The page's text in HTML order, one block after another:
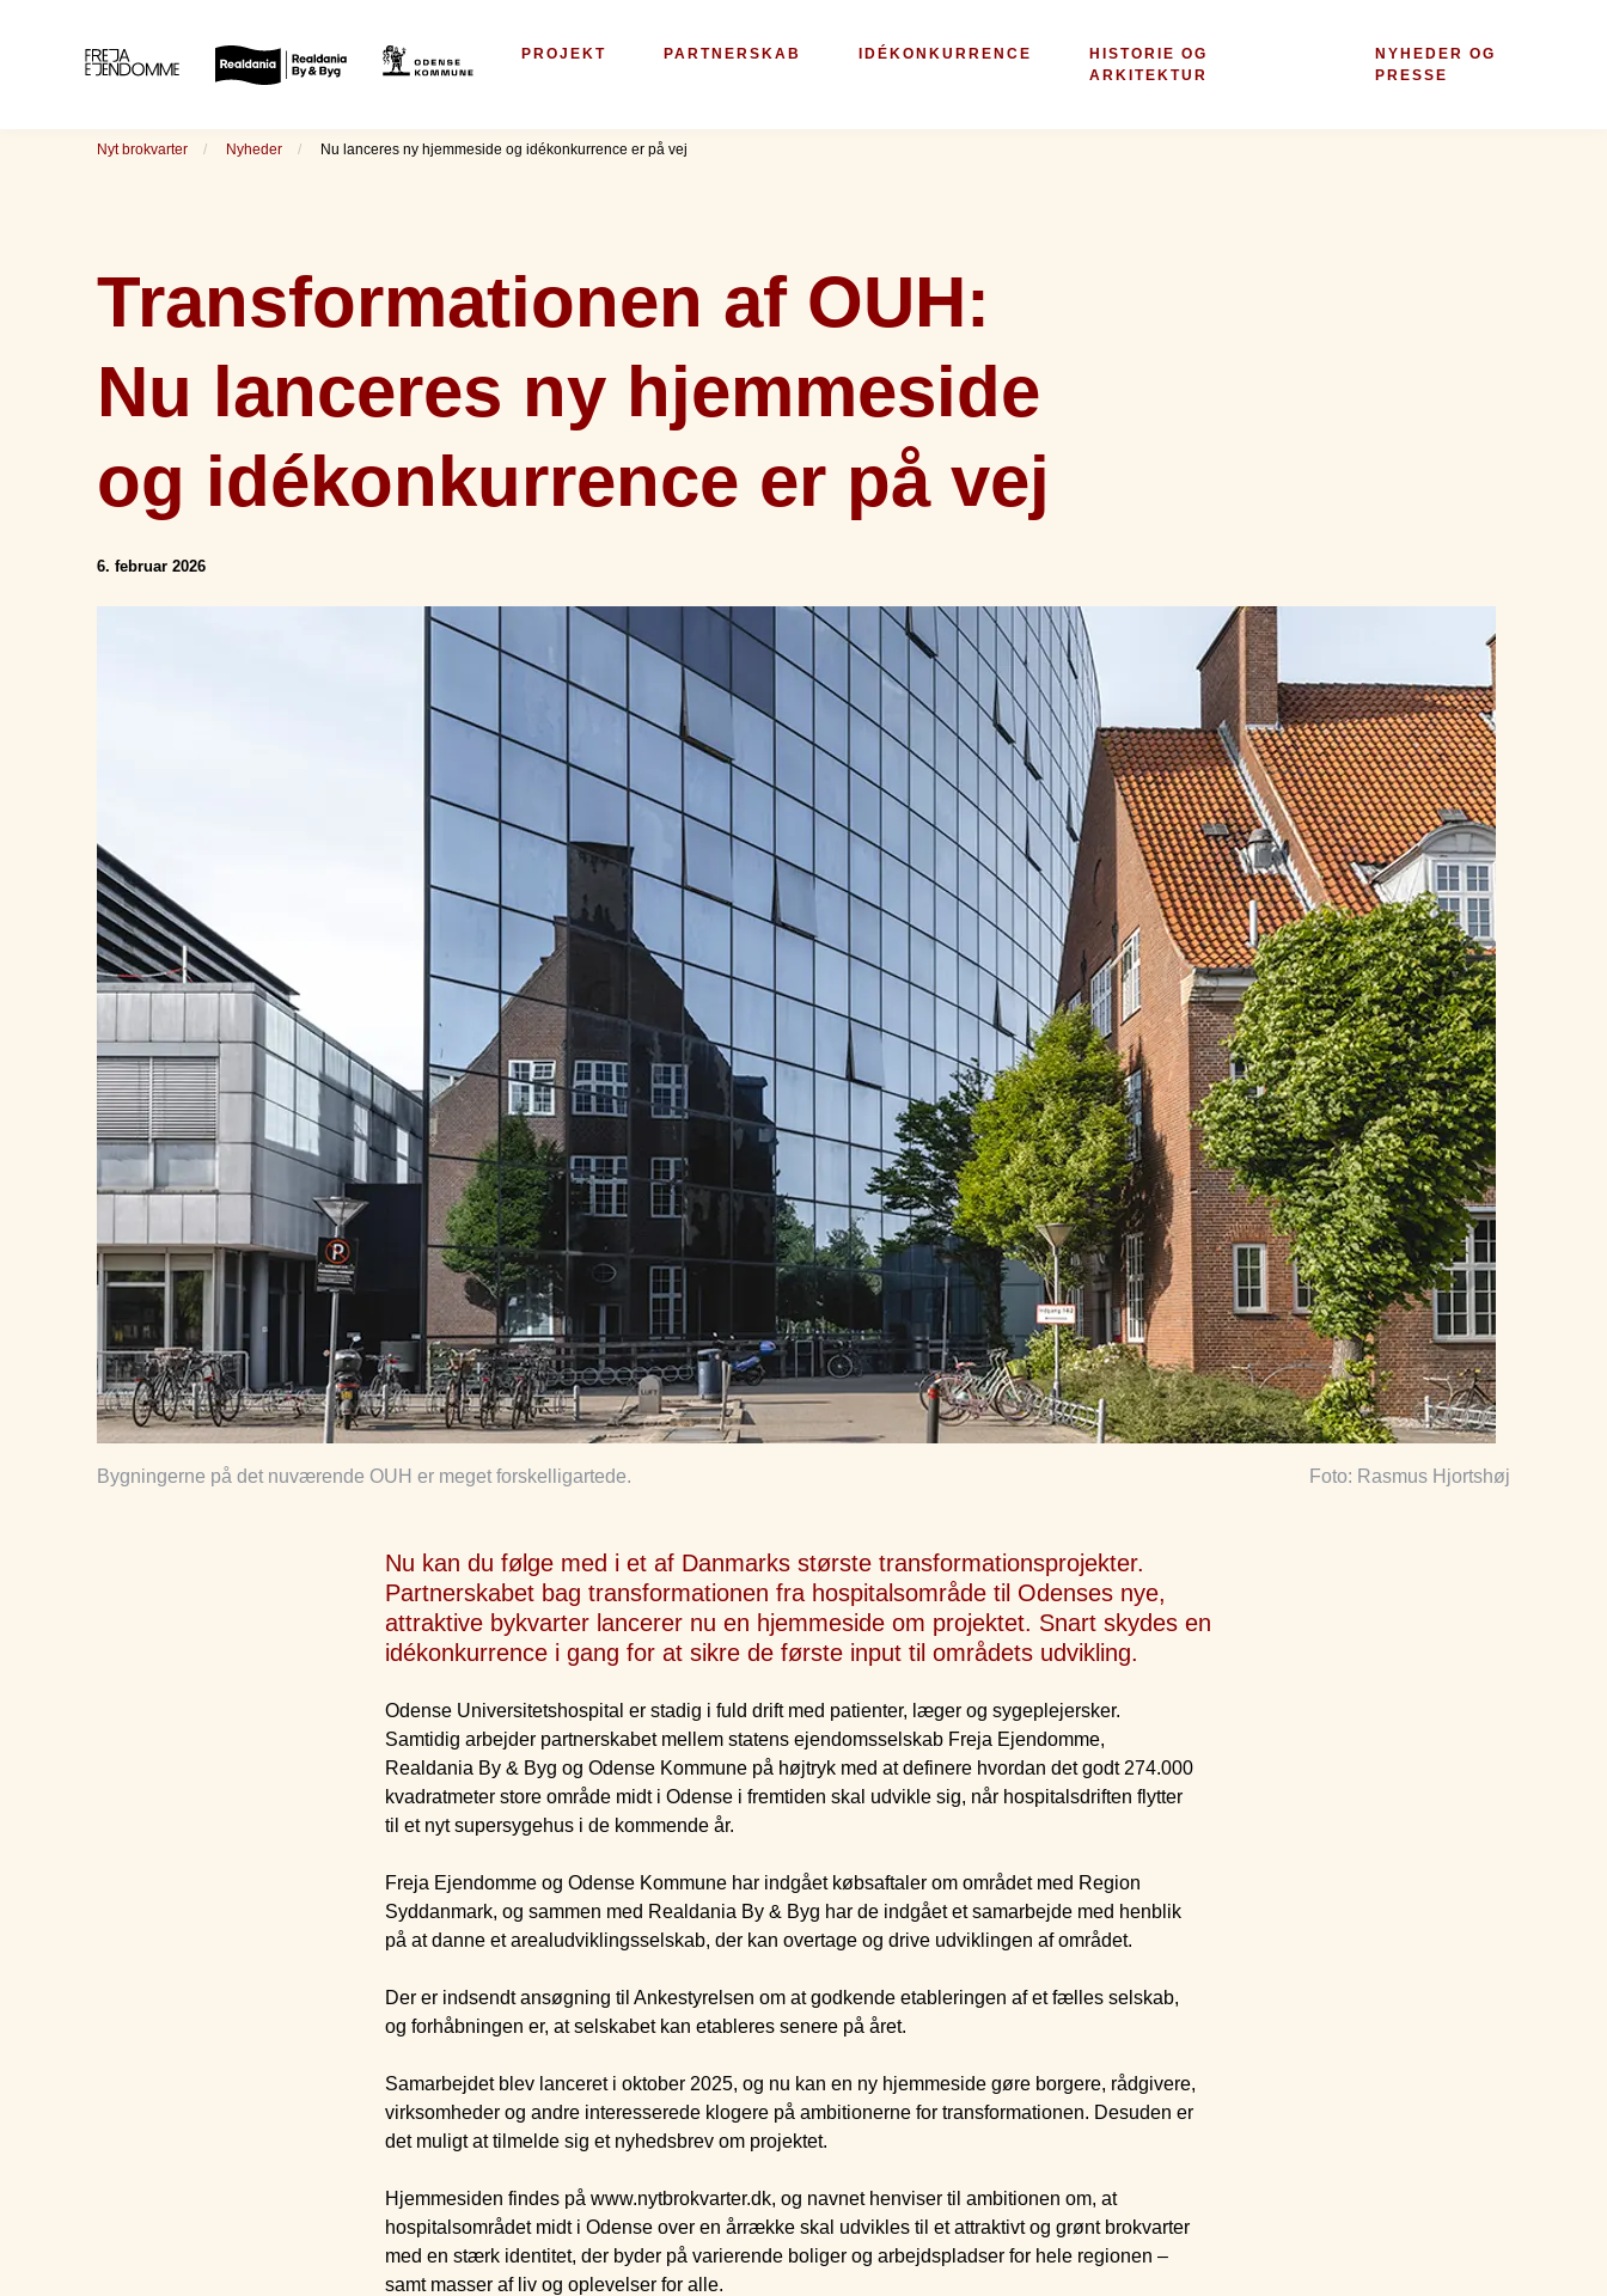
PROJEKT PARTNERSKAB IDÉKONKURRENCE
HISTORIE OG
ARKITEKTUR
NYHEDER OG
PRESSE
Nyt brokvarter Nyheder Nu lanceres ny hjemmeside og idékonkurrence er på vej
Transformationen af OUH:
Nu lanceres ny hjemmeside
og idékonkurrence er på vej
6. februar 2026
Bygningerne på det nuværende OUH er meget forskelligartede. Foto: Rasmus Hjortshøj
Nu kan du følge med i et af Danmarks største transformationsprojekter.
Partnerskabet bag transformationen fra hospitalsområde til Odenses nye,
attraktive bykvarter lancerer nu en hjemmeside om projektet. Snart skydes en
idékonkurrence i gang for at sikre de første input til områdets udvikling.
Odense Universitetshospital er stadig i fuld drift med patienter, læger og sygeplejersker.
Samtidig arbejder partnerskabet mellem statens ejendomsselskab Freja Ejendomme,
Realdania By & Byg og Odense Kommune på højtryk med at definere hvordan det godt 274.000
kvadratmeter store område midt i Odense i fremtiden skal udvikle sig, når hospitalsdriften flytter
til et nyt supersygehus i de kommende år.
Freja Ejendomme og Odense Kommune har indgået købsaftaler om området med Region
Syddanmark, og sammen med Realdania By & Byg har de indgået et samarbejde med henblik
på at danne et arealudviklingsselskab, der kan overtage og drive udviklingen af området.
Der er indsendt ansøgning til Ankestyrelsen om at godkende etableringen af et fælles selskab,
og forhåbningen er, at selskabet kan etableres senere på året.
Samarbejdet blev lanceret i oktober 2025, og nu kan en ny hjemmeside gøre borgere, rådgivere,
virksomheder og andre interesserede klogere på ambitionerne for transformationen. Desuden er
det muligt at tilmelde sig et nyhedsbrev om projektet.
Hjemmesiden findes på www.nytbrokvarter.dk, og navnet henviser til ambitionen om, at
hospitalsområdet midt i Odense over en årrække skal udvikles til et attraktivt og grønt brokvarter
med en stærk identitet, der byder på varierende boliger og arbejdspladser for hele regionen –
samt masser af liv og oplevelser for alle.